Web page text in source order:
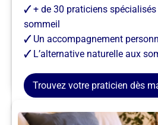
Je trouve un praticien →
🗸+ de 30 praticiens
sommeil
🗸Un accompagnement
🗸L’alternative naturelle aux
Trouvez votre praticien dès